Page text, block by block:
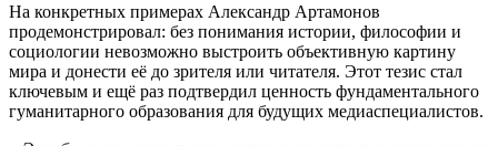
На конкретных примерах Александр Артамонов
продемонстрировал: без понимания истории, философии и
социологии невозможно выстроить объективную картину
мира и донести её до зрителя или читателя. Этот тезис стал
ключевым и ещё раз подтвердил ценность фундаментального
гуманитарного образования для будущих медиаспециалистов.